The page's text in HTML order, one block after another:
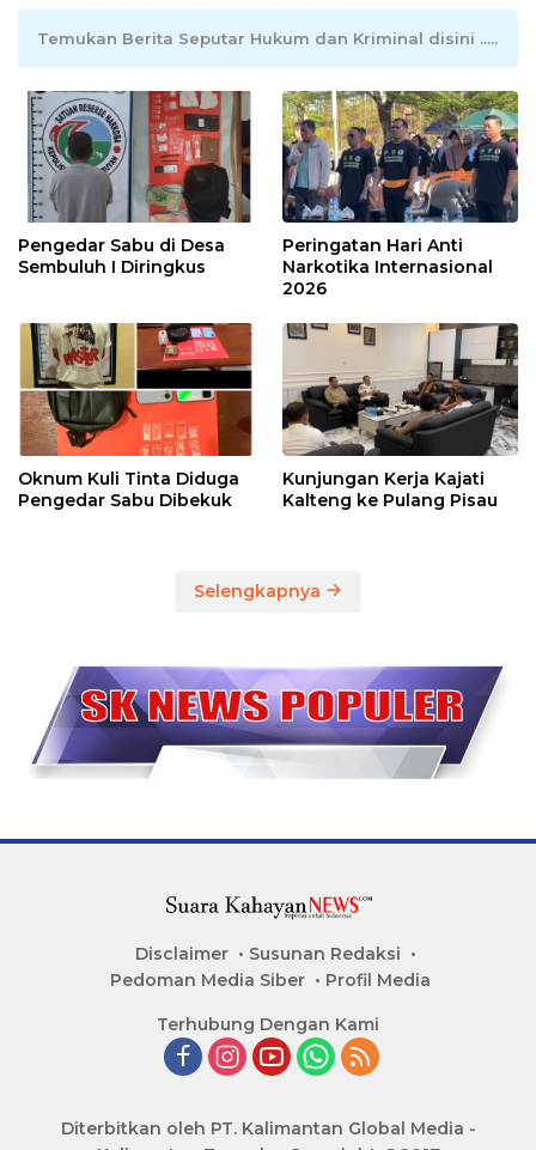
Temukan Berita Seputar Hukum dan Kriminal disini .....
Pengedar Sabu di Desa
Sembuluh I Diringkus
Peringatan Hari Anti
Narkotika Internasional
2026
Oknum Kuli Tinta Diduga
Pengedar Sabu Dibekuk
Kunjungan Kerja Kajati
Kalteng ke Pulang Pisau
Selengkapnya
Disclaimer
Susunan Redaksi
Pedoman Media Siber
Profil Media
Terhubung Dengan Kami
Diterbitkan oleh PT. Kalimantan Global Media -